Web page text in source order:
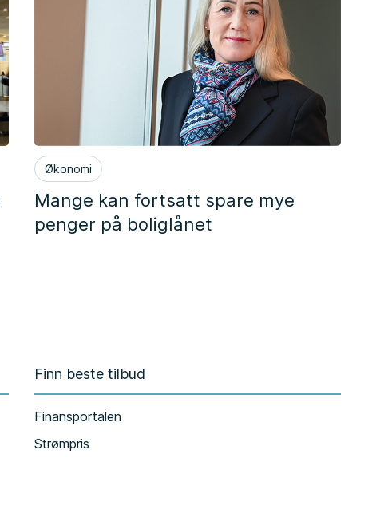
Økonomi
Mange kan fortsatt spare mye
penger på boliglånet
Finn beste tilbud
Finansportalen
Strømpris